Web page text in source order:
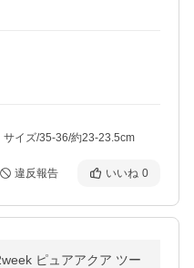
イズ/35-36/約23-23.5cm
違反報告 いいね 0
ピュアアクア ツー